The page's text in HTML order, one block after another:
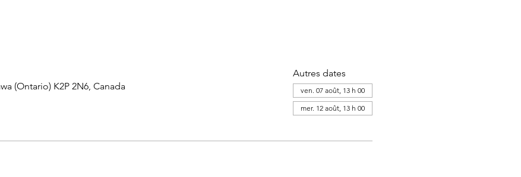
(Ontario) K2P 2N6, Canada
Autres dates
ven. 07 août, 13 h 00
mer. 12 août, 13 h 00